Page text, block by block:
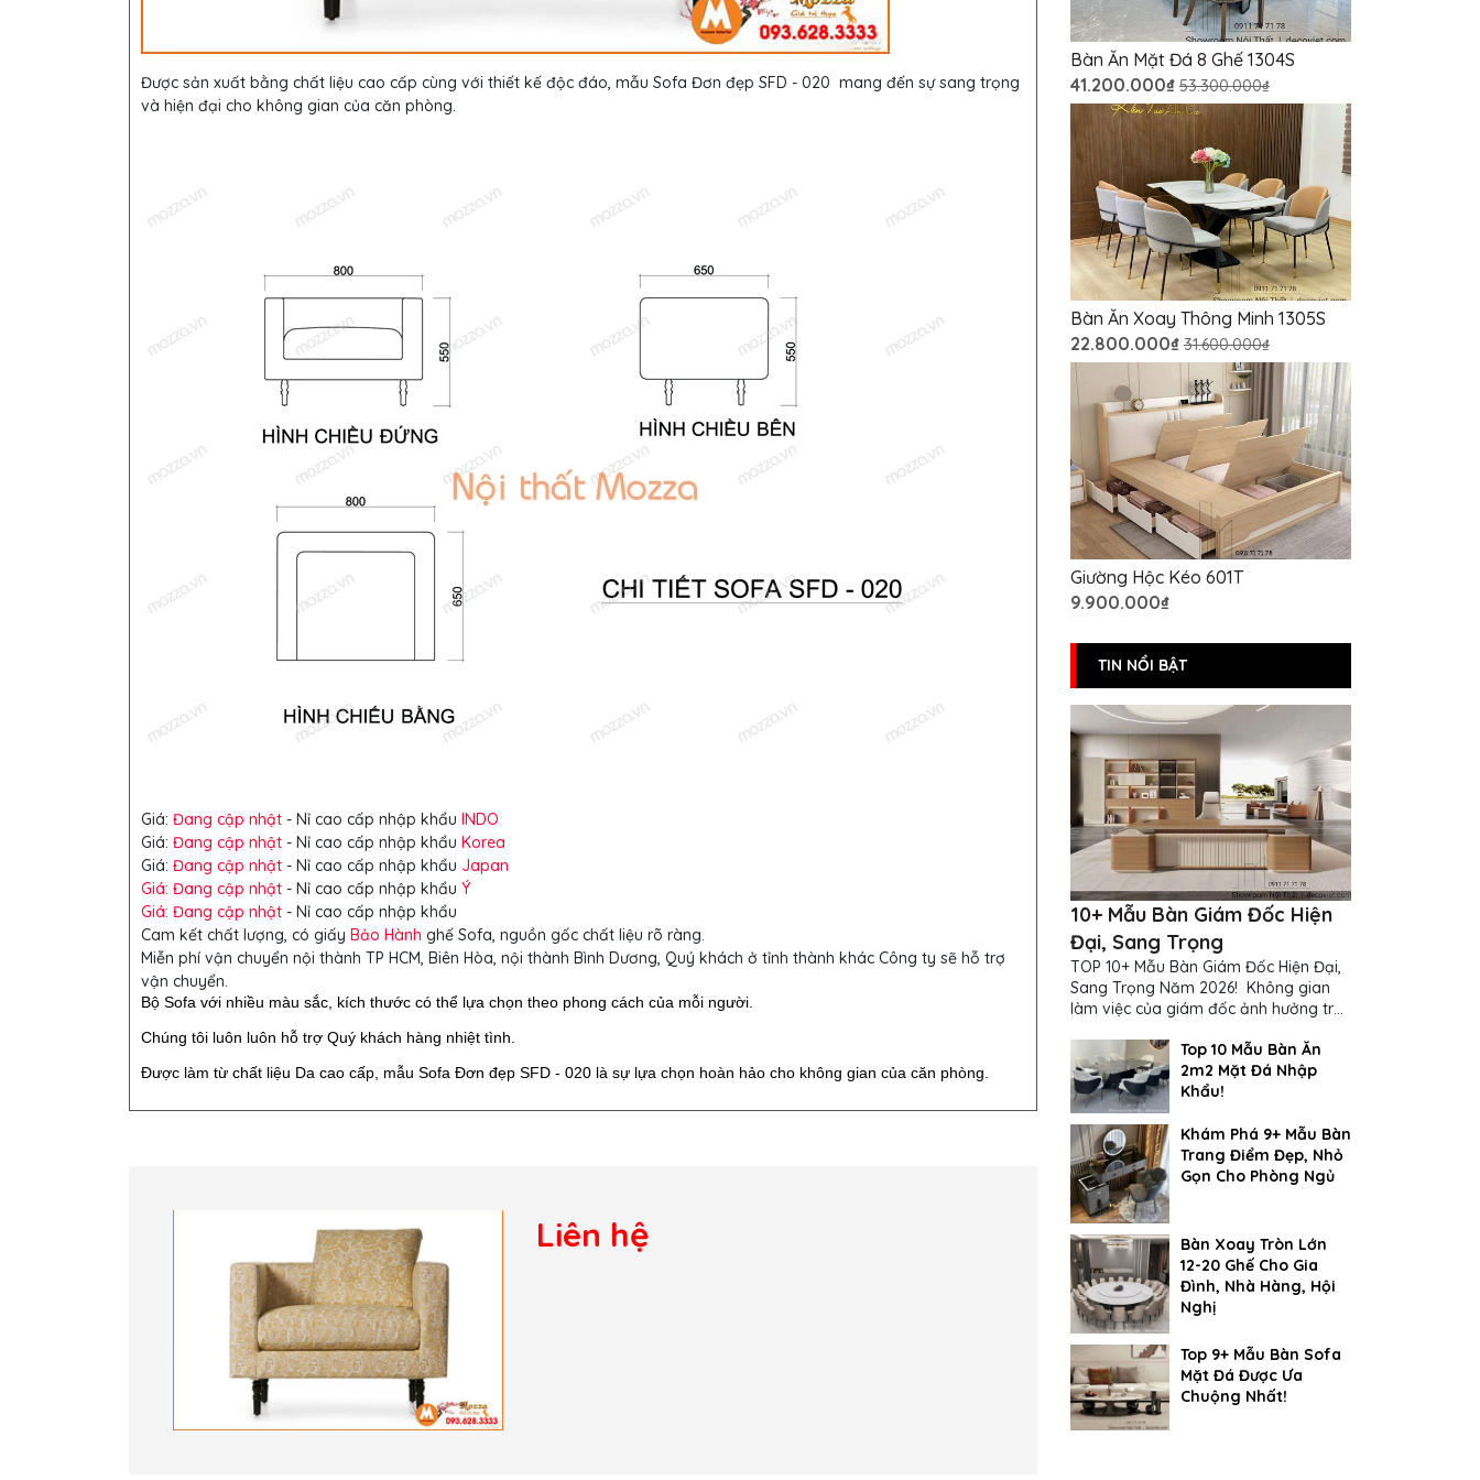
Được sản xuất bằng chất liệu cao cấp cùng với thiết kế độc đáo, mẫu Sofa Đơn đẹp SFD - 020 mang đến sự sang trọng
và hiện đại cho không gian của căn phòng.
Giá: Đang cập nhật - Nỉ cao cấp nhập khẩu INDO
Giá: Đang cập nhật - Nỉ cao cấp nhập khẩu Korea
Giá: Đang cập nhật - Nỉ cao cấp nhập khẩu Japan
Giá: Đang cập nhật - Nỉ cao cấp nhập khẩu Ý
Giá: Đang cập nhật - Nỉ cao cấp nhập khẩu
Cam kết chất lượng, có giấy Bảo Hành ghế Sofa, nguồn gốc chất liệu rõ ràng.
Miễn phí vận chuyển nội thành TP HCM, Biên Hòa, nội thành Bình Dương, Quý khách ở tỉnh thành khác Công ty sẽ hỗ trợ
vận chuyển.
Bộ Sofa với nhiều màu sắc, kích thước có thể lựa chọn theo phong cách của mỗi người.
Chúng tôi luôn luôn hỗ trợ Quý khách hàng nhiệt tình.
Được làm từ chất liệu Da cao cấp, mẫu Sofa Đơn đẹp SFD - 020 là sự lựa chọn hoàn hảo cho không gian của căn phòng.
Liên hệ
Bàn Ăn Mặt Đá 8 Ghế 1304S
41.200.000₫ 53.300.000₫
Bàn Ăn Xoay Thông Minh 1305S
22.800.000₫ 31.600.000₫
Giường Hộc Kéo 601T
9.900.000₫
TIN NỔI BẬT
10+ Mẫu Bàn Giám Đốc Hiện
Đại, Sang Trọng
TOP 10+ Mẫu Bàn Giám Đốc Hiện Đại,
Sang Trọng Năm 2026! Không gian
làm việc của giám đốc ảnh hưởng trực
định...
Top 10 Mẫu Bàn Ăn
2m2 Mặt Đá Nhập
Khẩu!
Khám Phá 9+ Mẫu Bàn
Trang Điểm Đẹp, Nhỏ
Gọn Cho Phòng Ngủ
Bàn Xoay Tròn Lớn
12-20 Ghế Cho Gia
Đình, Nhà Hàng, Hội
Nghị
Top 9+ Mẫu Bàn Sofa
Mặt Đá Được Ưa
Chuộng Nhất!